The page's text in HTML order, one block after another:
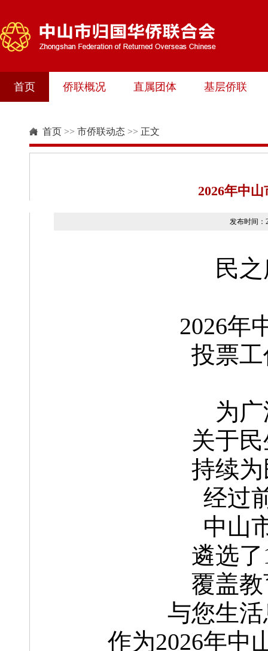
首页 侨联概况 直属团体 基层侨联
首页 >> 市侨联动态 >> 正文
2026年中
发布时间
民
2026年
投票
为
关于
持续
经过
中山
遴选
覆盖
与您生
作为2026年中